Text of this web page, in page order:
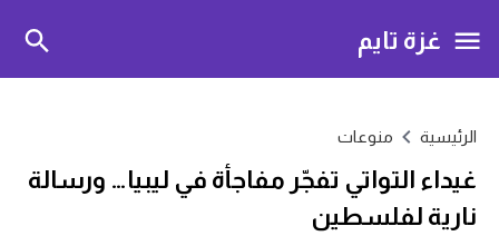
غزة تايم
الرئيسية منوعات
غيداء التواتي تفجّر مفاجأة في ليبيا… ورسالة
نارية لفلسطين